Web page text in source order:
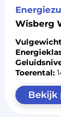
Wisberg
Toerental:
Bekijk